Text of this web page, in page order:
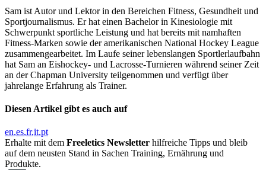
Sam ist Autor und Lektor in den Bereichen Fitness, Gesundheit und
Sportjournalismus. Er hat einen Bachelor in Kinesiologie mit
Schwerpunkt sportliche Leistung und hat bereits mit namhaften
Fitness-Marken sowie der amerikanischen National Hockey League
zusammengearbeitet. Im Laufe seiner lebenslangen Sportlerlaufbahn
hat Sam an Eishockey- und Lacrosse-Turnieren während seiner Zeit
an der Chapman University teilgenommen und verfügt über
jahrelange Erfahrung als Trainer.
Diesen Artikel gibt es auch auf
en es fr it pt
Erhalte mit dem Freeletics Newsletter hilfreiche Tipps und bleib
auf dem neusten Stand in Sachen Training, Ernährung und
Produkte.